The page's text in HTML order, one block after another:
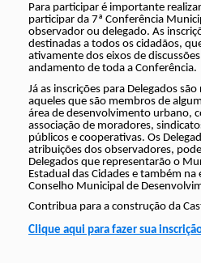
Para participar é importante
participar da 7ª Conferência
observador ou delegado. As
destinadas a todos os cidadãos,
ativamente dos eixos de
andamento de toda a Conferência.
Já as inscrições para Delegados
aqueles que são membros de
área de desenvolvimento urbano,
associação de moradores,
públicos e cooperativas. Os
atribuições dos observadores,
Delegados que representarão o
Estadual das Cidades e também
Conselho Municipal de
Contribua para a construção da
Clique aqui para fazer sua